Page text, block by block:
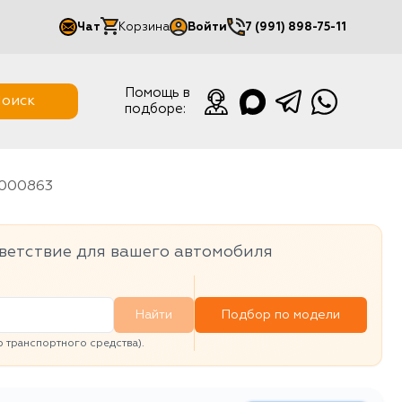
Чат Корзина Войти
Мой кабинет
7 (991) 898-75-11
Помощь в
подборе:
для вашего автомобиля
Найти
средства).
Подбор по модели